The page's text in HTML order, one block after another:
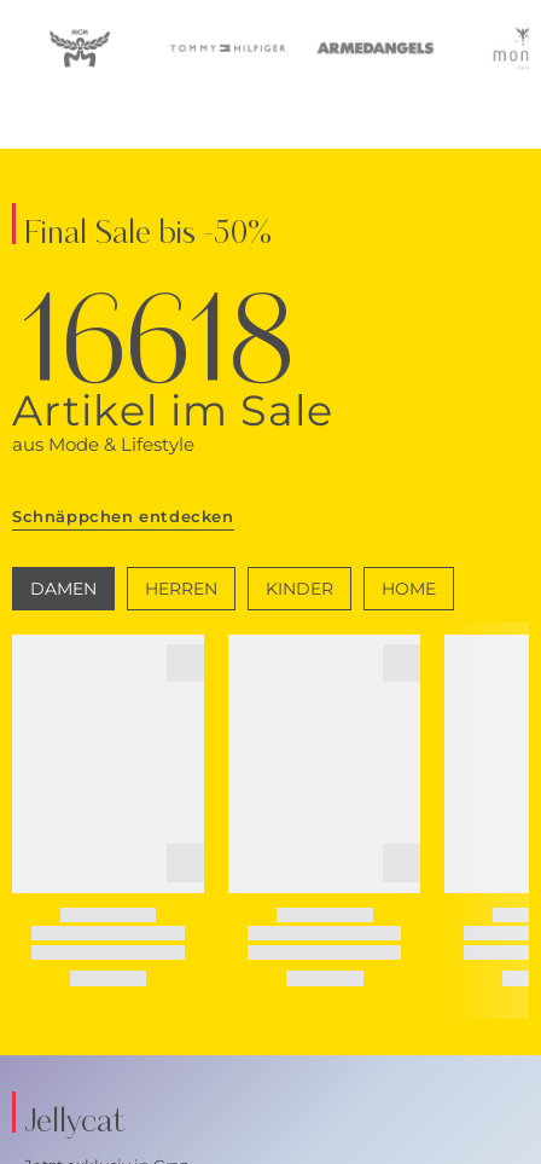
Final Sale bis -50%
16618
Artikel im Sale
aus Mode & Lifestyle
Schnäppchen entdecken
DAMEN HERREN KINDER HOME
Jellycat